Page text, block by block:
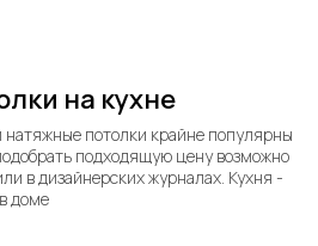
на кухне
натяжные потолки крайне популярны
подходящую цену возможно
в дизайнерских журналах. Кухня -
доме